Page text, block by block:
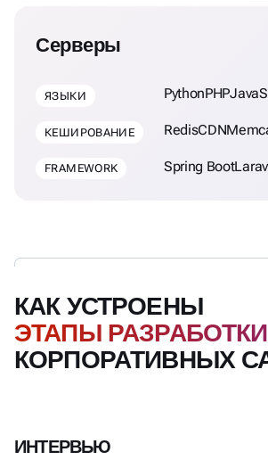
Серверы
ЯЗЫКИ PythonPHP
КЕШИРОВАНИЕ RedisCDN
FRAMEWORK Spring Boot
КАК УСТРОЕНЫ
ЭТАПЫ РАЗРАБОТКИ
КОРПОРАТИВНЫХ
ИНТЕРВЬЮ